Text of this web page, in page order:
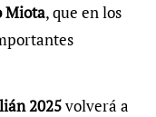
Miota, que en los
2025volverá a